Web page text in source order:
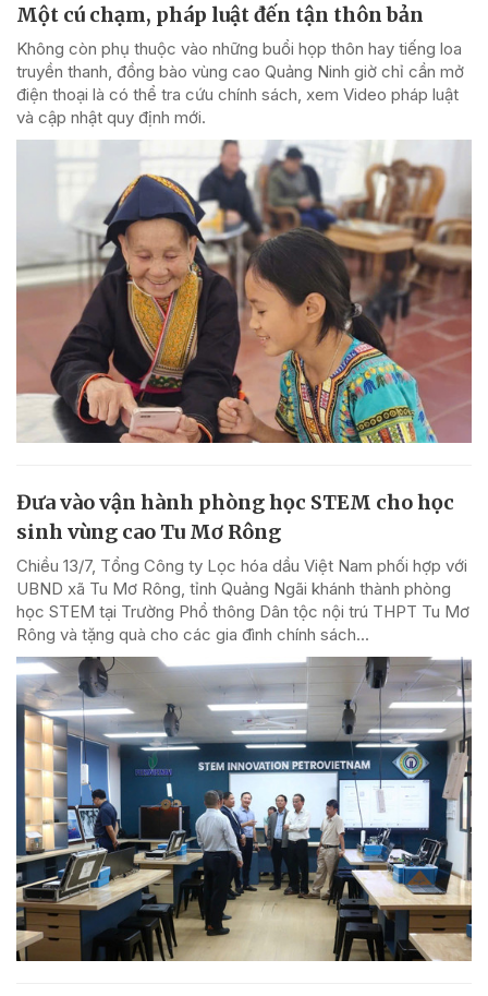
Một cú chạm, pháp luật đến tận thôn bản
Không còn phụ thuộc vào những buổi họp thôn hay tiếng loa
truyền thanh, đồng bào vùng cao Quảng Ninh giờ chỉ cần mở
điện thoại là có thể tra cứu chính sách, xem Video pháp luật
và cập nhật quy định mới.
Đưa vào vận hành phòng học STEM cho học
sinh vùng cao Tu Mơ Rông
Chiều 13/7, Tổng Công ty Lọc hóa dầu Việt Nam phối hợp với
UBND xã Tu Mơ Rông, tỉnh Quảng Ngãi khánh thành phòng
học STEM tại Trường Phổ thông Dân tộc nội trú THPT Tu Mơ
Rông và tặng quà cho các gia đình chính sách...